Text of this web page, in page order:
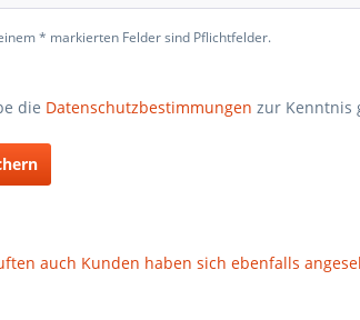
* markierten Felder sind Pflichtfelder.
die Datenschutzbestimmungen zur Kenntnis
auch Kunden haben sich ebenfalls